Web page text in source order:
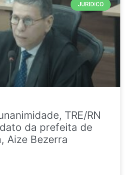
JURIDICO
TRE/RN
da prefeita de
Aize Bezerra